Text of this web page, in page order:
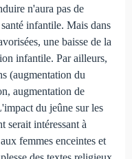
n'aura pas de
infantile. Mais dans
une baisse de la
infantile. Par ailleurs,
(augmentation du
augmentation de
du jeûne sur les
serait intéressant à
femmes enceintes et